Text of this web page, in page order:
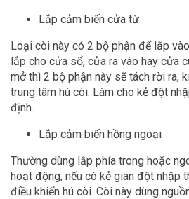
Lắp cảm biến cửa từ
Loại còi này có 2 bộ phận để lắp
lắp cho cửa sổ, cửa ra vào hay cửa
mở thì 2 bộ phận này sẽ tách rời ra,
trung tâm hú còi. Làm cho kẻ đột
định.
Lắp cảm biến hồng ngoại
Thường dùng lắp phía trong hoặc
hoạt động, nếu có kẻ gian đột nhập
điều khiển hú còi. Còi này dùng